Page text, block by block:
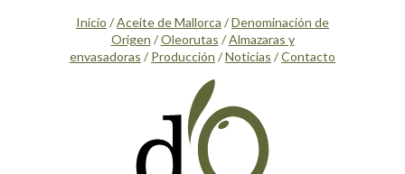
Inicio /Aceite de Mallorca /Denominación de
Origen /Oleorutas /Almazaras y
envasadoras / Producción /Noticias /Contacto